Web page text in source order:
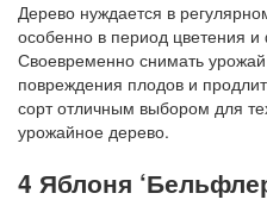
Дерево нуждается в
особенно в период цветения
Своевременно снимать
повреждения плодов и
сорт отличным выбором для
урожайное дерево.
4 Яблоня